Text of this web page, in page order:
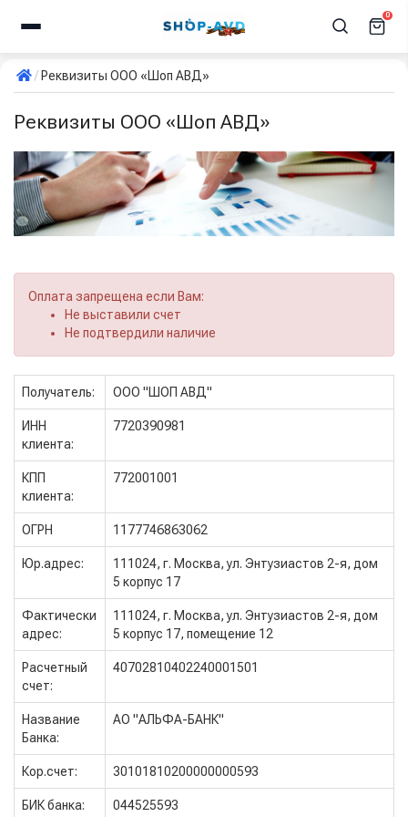
0
Реквизиты ООО «Шоп АВД»
Реквизиты ООО «Шоп АВД»
Оплата запрещена если Вам:
Не выставили счет
Не подтвердили наличие
Получатель: ООО "ШОП АВД"
ИНН
клиента:
7720390981
КПП
клиента:
772001001
ОГРН 1177746863062
Юр.адрес:
111024, г. Москва, ул. Энтузиастов 2-я, дом
5 корпус 17
Фактически
адрес:
111024, г. Москва, ул. Энтузиастов 2-я, дом
5 корпус 17, помещение 12
Расчетный
счет:
40702810402240001501
Название
Банка:
АО "АЛЬФА-БАНК"
Кор.счет: 30101810200000000593
БИК банка: 044525593